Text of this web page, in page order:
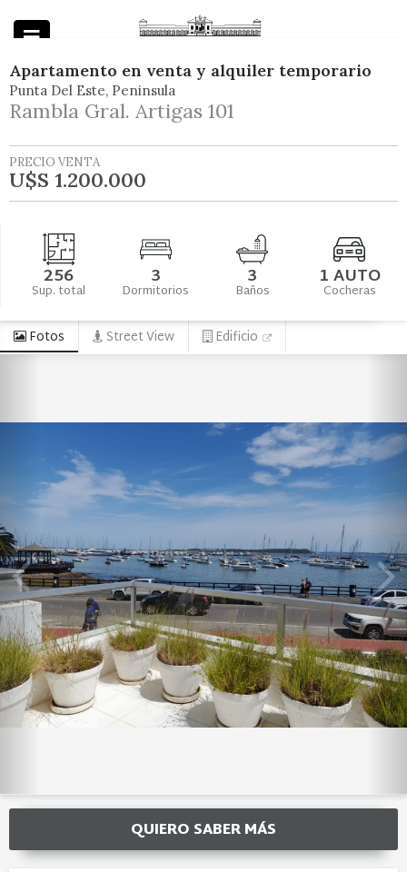
Apartamento en venta y alquiler temporario
Punta Del Este Peninsula
Rambla Gral. Artigas 101
PRECIO VENTA
U$S 1.200.000
256
Sup. total 3
Dormitorios 3
Baños 1 AUTO
Cocheras
Fotos Street View Edificio
QUIERO SABER MÁS